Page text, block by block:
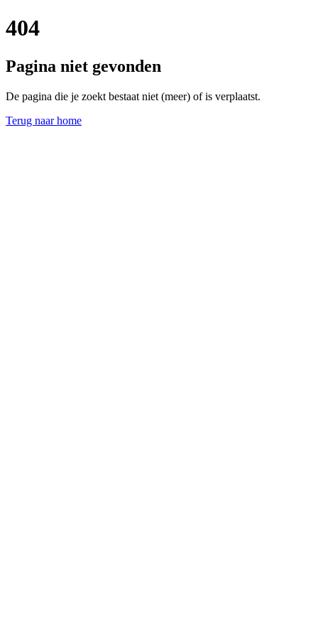
404
Pagina niet gevonden
De pagina die je zoekt bestaat niet (meer) of is verplaatst.
Terug naar home